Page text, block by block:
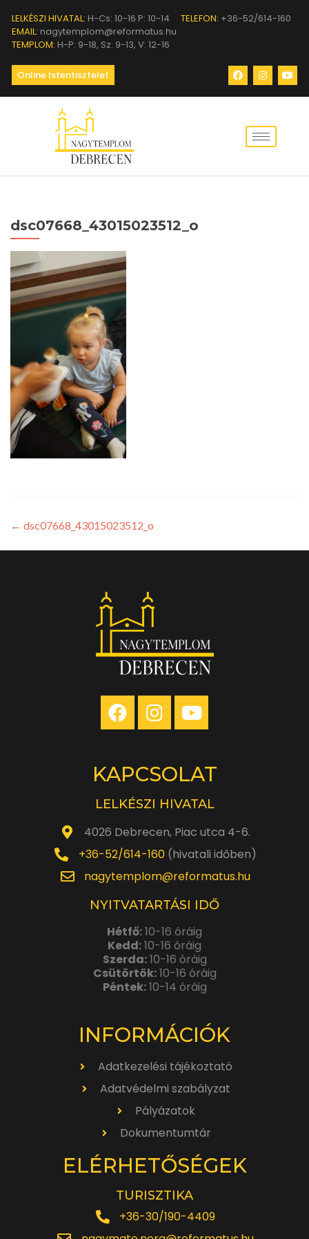
LELKÉSZI HIVATAL: H-Cs: 10-16 P: 10-14 TELEFON: +36-52/614-160
EMAIL: nagytemplom@reformatus.hu
TEMPLOM: H-P: 9-18, Sz: 9-13, V: 12-16
Online Istentisztelet
dsc07668_43015023512_o
← dsc07668_43015023512_o
KAPCSOLAT
LELKÉSZI HIVATAL
4026 Debrecen, Piac utca 4-6.
+36-52/614-160(hivatali időben)
nagytemplom@reformatus.hu
NYITVATARTÁSI IDŐ
Hétfő:10-16 óráig
Kedd:10-16 óráig
Szerda:10-16 óráig
Csütörtök:10-16 óráig
Péntek:10-14 óráig
INFORMÁCIÓK
Adatkezelési tájékoztató
Adatvédelmi szabályzat
Pályázatok
Dokumentumtár
ELÉRHETŐSÉGEK
TURISZTIKA
+36-30/190-4409